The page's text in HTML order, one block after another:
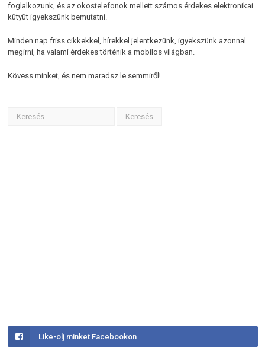
foglalkozunk, és az okostelefonok mellett számos érdekes elektronikai
kütyüt igyekszünk bemutatni.
Minden nap friss cikkekkel, hírekkel jelentkezünk, igyekszünk azonnal
megírni, ha valami érdekes történik a mobilos világban.
Kövess minket, és nem maradsz le semmiről!
Like-olj minket Facebookon